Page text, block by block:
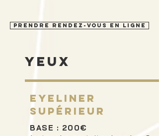
PRENDRE RENDEZ-vous en ligne
yeux
Eyeliner
supérieur
BASE : 200€